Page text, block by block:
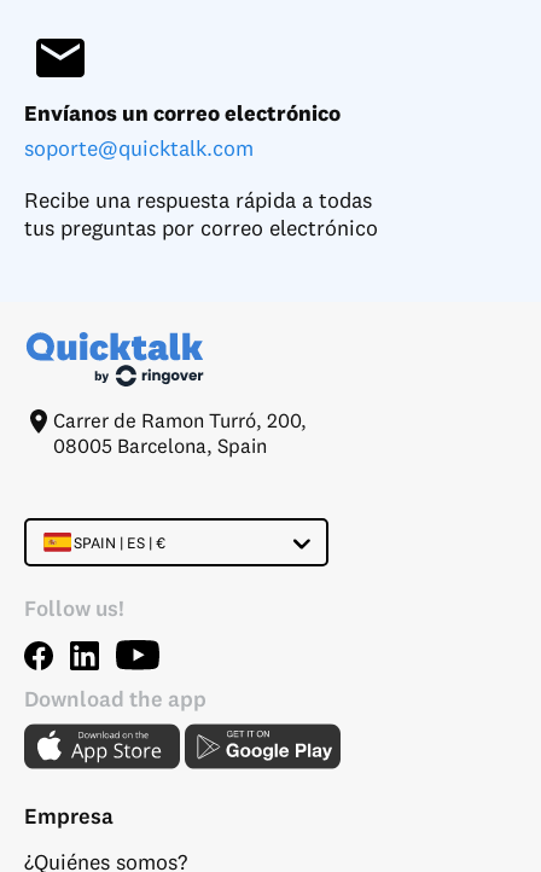
Envíanos un correo electrónico
soporte@quicktalk.com
Recibe una respuesta rápida a todas
tus preguntas por correo electrónico
Carrer de Ramon Turró, 200,
08005 Barcelona, Spain
SPAIN | ES | €
Follow us!
Download the app
Empresa
¿Quiénes somos?